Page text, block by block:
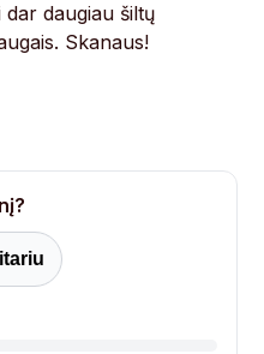
daugiau šiltų
Skanaus!